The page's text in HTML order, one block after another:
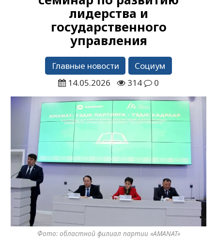
лидерства и
государственного
управления
Главные новости
Социум
14.05.2026
314 0
Фото: областной филиал партии «AMANAT»